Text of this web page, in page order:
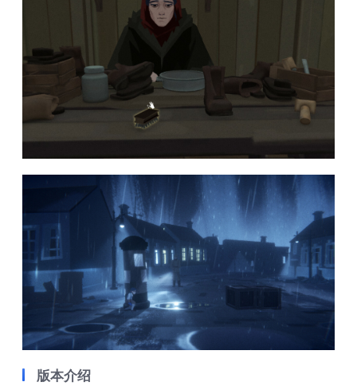
版本介绍